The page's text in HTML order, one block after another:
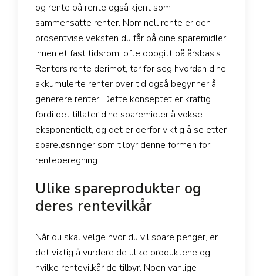
og rente på rente også kjent som
sammensatte renter. Nominell rente er den
prosentvise veksten du får på dine sparemidler
innen et fast tidsrom, ofte oppgitt på årsbasis.
Renters rente derimot, tar for seg hvordan dine
akkumulerte renter over tid også begynner å
generere renter. Dette konseptet er kraftig
fordi det tillater dine sparemidler å vokse
eksponentielt, og det er derfor viktig å se etter
spareløsninger som tilbyr denne formen for
renteberegning.
Ulike spareprodukter og
deres rentevilkår
Når du skal velge hvor du vil spare penger, er
det viktig å vurdere de ulike produktene og
hvilke rentevilkår de tilbyr. Noen vanlige